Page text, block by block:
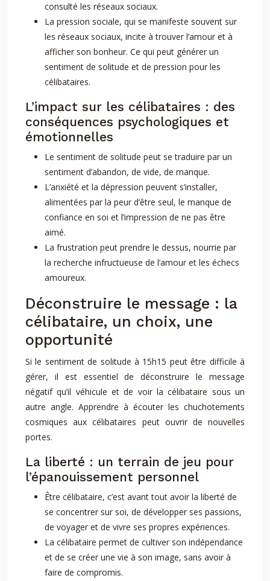
consulté les réseaux sociaux.
La pression sociale, qui se manifeste souvent sur
les réseaux sociaux, incite à trouver l’amour et à
afficher son bonheur. Ce qui peut générer un
sentiment de solitude et de pression pour les
célibataires.
L’impact sur les célibataires : des
conséquences psychologiques et
émotionnelles
Le sentiment de solitude peut se traduire par un
sentiment d’abandon, de vide, de manque.
L’anxiété et la dépression peuvent s’installer,
alimentées par la peur d’être seul, le manque de
confiance en soi et l’impression de ne pas être
aimé.
La frustration peut prendre le dessus, nourrie par
la recherche infructueuse de l’amour et les échecs
amoureux.
Déconstruire le message : la
célibataire, un choix, une
opportunité
Si le sentiment de solitude à 15h15 peut être difficile à
gérer, il est essentiel de déconstruire le message
négatif qu’il véhicule et de voir la célibataire sous un
autre angle. Apprendre à écouter les chuchotements
cosmiques aux célibataires peut ouvrir de nouvelles
portes.
La liberté : un terrain de jeu pour
l’épanouissement personnel
Être célibataire, c’est avant tout avoir la liberté de
se concentrer sur soi, de développer ses passions,
de voyager et de vivre ses propres expériences.
La célibataire permet de cultiver son indépendance
et de se créer une vie à son image, sans avoir à
faire de compromis.